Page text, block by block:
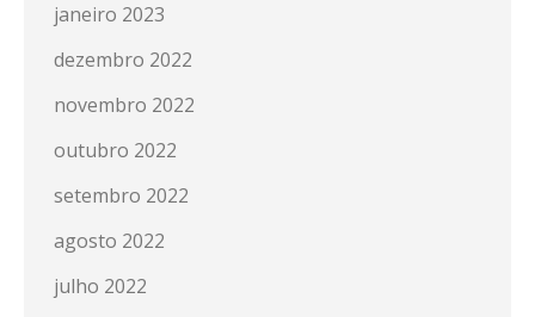
janeiro 2023
dezembro 2022
novembro 2022
outubro 2022
setembro 2022
agosto 2022
julho 2022